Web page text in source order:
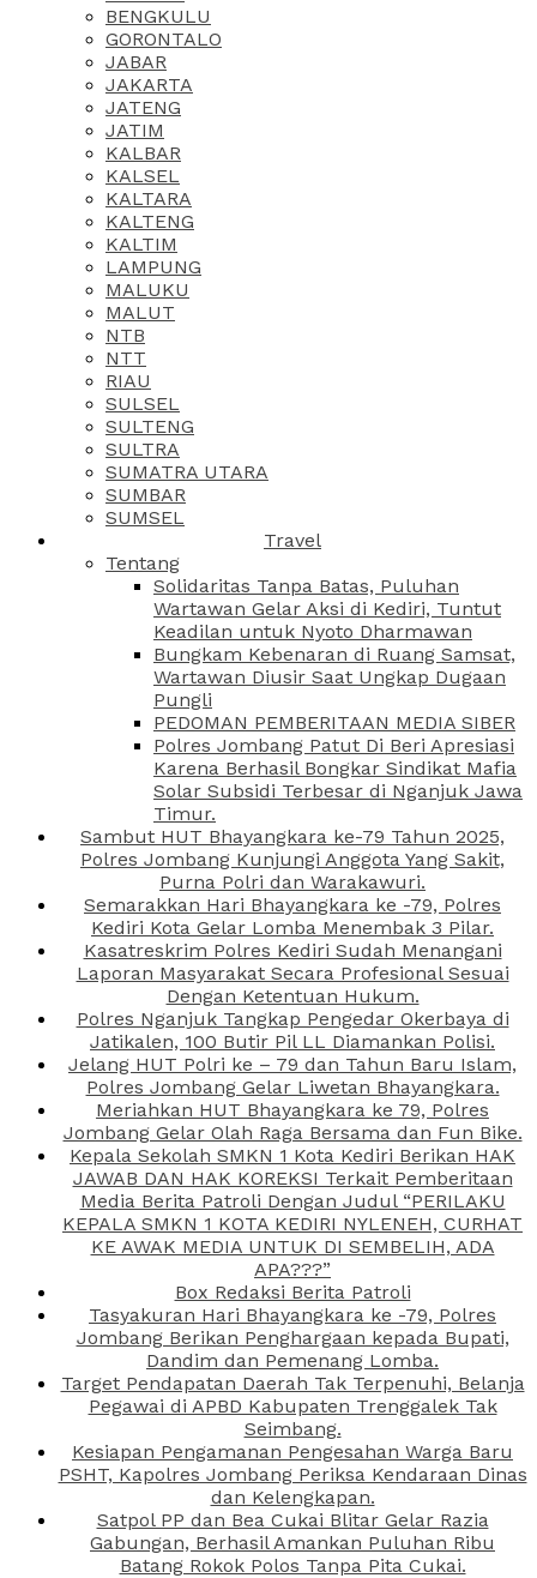
BENGKULU
GORONTALO
JABAR
JAKARTA
JATENG
JATIM
KALBAR
KALSEL
KALTARA
KALTENG
KALTIM
LAMPUNG
MALUKU
MALUT
NTB
NTT
RIAU
SULSEL
SULTENG
SULTRA
SUMATRA UTARA
SUMBAR
SUMSEL
Travel
Tentang
Solidaritas Tanpa Batas, Puluhan
Wartawan Gelar Aksi di Kediri, Tuntut
Keadilan untuk Nyoto Dharmawan
Bungkam Kebenaran di Ruang Samsat,
Wartawan Diusir Saat Ungkap Dugaan
Pungli
PEDOMAN PEMBERITAAN MEDIA SIBER
Polres Jombang Patut Di Beri Apresiasi
Karena Berhasil Bongkar Sindikat Mafia
Solar Subsidi Terbesar di Nganjuk Jawa
Timur.
Sambut HUT Bhayangkara ke-79 Tahun 2025,
Polres Jombang Kunjungi Anggota Yang Sakit,
Purna Polri dan Warakawuri.
Semarakkan Hari Bhayangkara ke -79, Polres
Kediri Kota Gelar Lomba Menembak 3 Pilar.
Kasatreskrim Polres Kediri Sudah Menangani
Laporan Masyarakat Secara Profesional Sesuai
Dengan Ketentuan Hukum.
Polres Nganjuk Tangkap Pengedar Okerbaya di
Jatikalen, 100 Butir Pil LL Diamankan Polisi.
Jelang HUT Polri ke – 79 dan Tahun Baru Islam,
Polres Jombang Gelar Liwetan Bhayangkara.
Meriahkan HUT Bhayangkara ke 79, Polres
Jombang Gelar Olah Raga Bersama dan Fun Bike.
Kepala Sekolah SMKN 1 Kota Kediri Berikan HAK
JAWAB DAN HAK KOREKSI Terkait Pemberitaan
Media Berita Patroli Dengan Judul “PERILAKU
KEPALA SMKN 1 KOTA KEDIRI NYLENEH, CURHAT
KE AWAK MEDIA UNTUK DI SEMBELIH, ADA
APA???”
Box Redaksi Berita Patroli
Tasyakuran Hari Bhayangkara ke -79, Polres
Jombang Berikan Penghargaan kepada Bupati,
Dandim dan Pemenang Lomba.
Target Pendapatan Daerah Tak Terpenuhi, Belanja
Pegawai di APBD Kabupaten Trenggalek Tak
Seimbang.
Kesiapan Pengamanan Pengesahan Warga Baru
PSHT, Kapolres Jombang Periksa Kendaraan Dinas
dan Kelengkapan.
Satpol PP dan Bea Cukai Blitar Gelar Razia
Gabungan, Berhasil Amankan Puluhan Ribu
Batang Rokok Polos Tanpa Pita Cukai.